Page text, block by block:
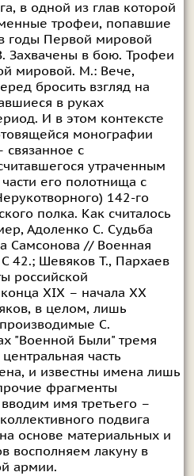
в одной из глав которой
трофеи, попавшие
годы Первой мировой
Захвачены в бою. Трофеи
мировой. М.: Вече,
бросить взгляд на
в руках
И в этом контексте
монографии
связанное с
утраченным
его полотнища с
142-го
полка. Как считалось
Адоленко С. Судьба
Самсонова // Военная
42.; Шевяков Т., Пархаев
российской
XIX – начала XX
в целом, лишь
С.
"Военной Были" тремя
часть
и известны имена лишь
фрагменты
имя третьего –
подвига
основе материальных и
восполняем лакуну в
армии.